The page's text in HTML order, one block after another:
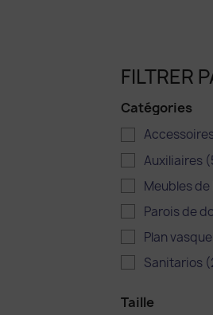
FILTRER
Catégories
Auxiliaires
Meubles
Parois de
Plan vasque
Sanitarios
Taille